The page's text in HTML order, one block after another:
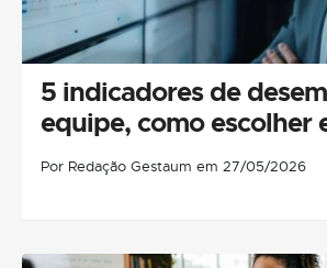
5 indicadores de
equipe, como escolher
Por Redação Gestaum em 27/05/2026